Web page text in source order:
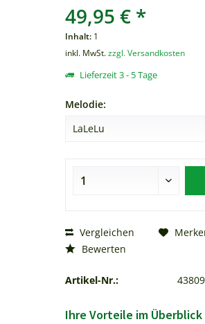
49,95 € *
Inhalt: 1
inkl. MwSt.zzgl. Versandkosten
Lieferzeit 3 - 5 Tage
Melodie:
Vergleichen
Bewerten
Artikel-Nr.:
Ihre Vorteile im Überblick